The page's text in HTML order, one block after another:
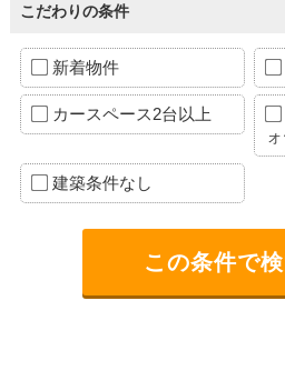
こだわりの条件
新着物件
カースペース2台以上
建築条件なし